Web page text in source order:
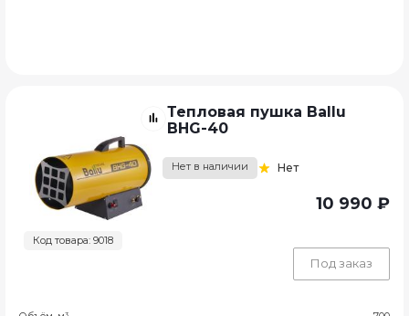
Код товара: 9018
Тепловая пушка Ballu
BHG-40
Нет в наличии Нет
10 990 ₽
Под заказ